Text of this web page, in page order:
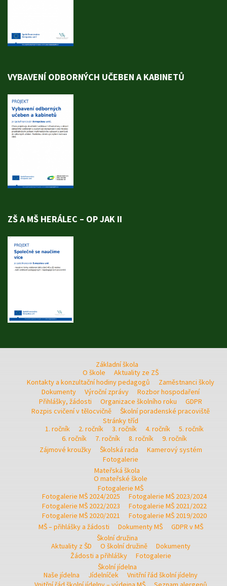
VYBAVENÍ ODBORNÝCH UČEBEN A KABINETŮ
ZŠ A MŠ HERÁLEC – OP JAK II
Základní škola
O škole
Aktuality ze ZŠ
Kontakty a konzultační hodiny pedagogů
Zaměstnanci školy
Dokumenty
Výroční zprávy
Rozbor hospodaření
Přihlášky, žádosti
Organizace školního roku
GDPR
Rozpis cvičení v tělocvičně
Školní poradenské pracoviště
Stránky tříd
1. ročník
2. ročník 3. ročník 4. ročník
5. ročník
6. ročník
7. ročník 8. ročník
9. ročník
Zájmové kroužky
Školská rada
Kamerový systém
Fotogalerie
Mateřská škola
O mateřské škole
Fotogalerie MŠ
Fotogalerie MŠ 2024/2025
Fotogalerie MŠ 2023/2024
Fotogalerie MŠ 2022/2023
Fotogalerie MŠ 2021/2022
Fotogalerie MŠ 2020/2021
Fotogalerie MŠ 2019/2020
MŠ – přihlášky a žádosti
Dokumenty MŠ
GDPR v MŠ
Školní družina
Aktuality z ŠD
O školní družině
Dokumenty
Žádosti a přihlášky
Fotogalerie
Školní jídelna
Naše jídelna
Jídelníček
Vnitřní řád školní jídelny